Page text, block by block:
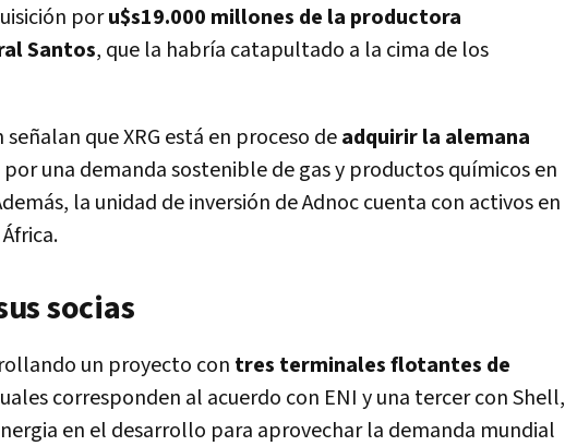
poru$s19.000 millones de la productora
Santos, que la habría catapultado a la cima de los
que XRG está en proceso deadquirir la alemana
una demanda sostenible de gas y productos químicos en
la unidad de inversión de Adnoc cuenta con activos en
socias
un proyecto con tres terminales flotantes de
corresponden al acuerdo con ENI y una tercer con Shell,
en el desarrollo para aprovechar la demanda mundial